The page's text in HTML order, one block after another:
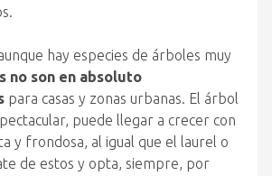
hay especies de árboles muy
no son en absoluto
para casas y zonas urbanas. El árbol
puede llegar a crecer con
y frondosa, al igual que el laurel o
de estos y opta, siempre, por